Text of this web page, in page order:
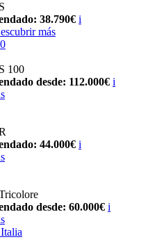
38.790€ i
más
100
desde: 112.000€ i
44.000€ i
desde: 60.000€ i